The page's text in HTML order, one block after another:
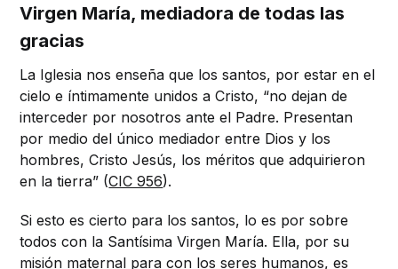
Virgen María, mediadora de todas las
gracias
La Iglesia nos enseña que los santos, por estar en el
cielo e íntimamente unidos a Cristo, “no dejan de
interceder por nosotros ante el Padre. Presentan
por medio del único mediador entre Dios y los
hombres, Cristo Jesús, los méritos que adquirieron
en la tierra” (CIC 956).
Si esto es cierto para los santos, lo es por sobre
todos con la Santísima Virgen María. Ella, por su
misión maternal para con los seres humanos, es